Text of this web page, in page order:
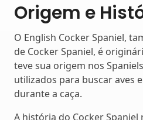
Origem e
O English Cocker Spaniel,
de Cocker Spaniel, é
teve sua origem nos
utilizados para buscar aves
durante a caça.
A história do Cocker